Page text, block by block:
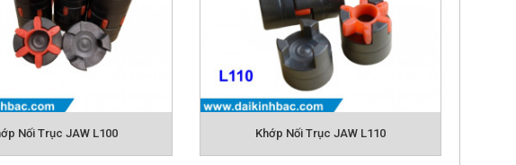
kết nối các trục với nhau, làm nhiệm vụ truyền chuyển động cơ
Nối Trục JAW L100 Khớp Nối Trục JAW L110